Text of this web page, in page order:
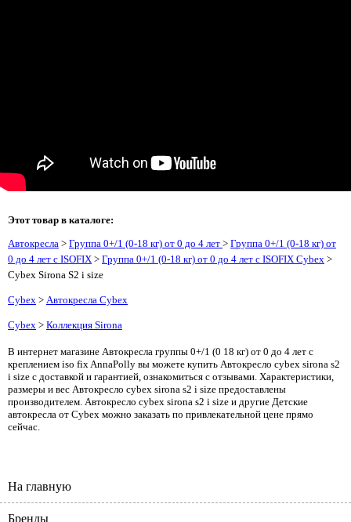
Этот товар в каталоге:
Автокресла > Группа 0+/1 (0-18 кг) от 0 до 4 лет > Группа 0+/1 (0-18 кг) от
0 до 4 лет с ISOFIX > Группа 0+/1 (0-18 кг) от 0 до 4 лет с ISOFIX Cybex >
Cybex Sirona S2 i size
Cybex > Автокресла Cybex
Cybex > Коллекция Sirona
В интернет магазине Автокресла группы 0+/1 (0 18 кг) от 0 до 4 лет с
креплением iso fix AnnaPolly вы можете купить Автокресло cybex sirona s2
i size с доставкой и гарантией, ознакомиться с отзывами. Характеристики,
размеры и вес Автокресло cybex sirona s2 i size предоставлены
производителем. Автокресло cybex sirona s2 i size и другие Детские
автокресла от Cybex можно заказать по привлекательной цене прямо
сейчас.
На главную
Бренды